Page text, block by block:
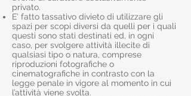
privato.
E’ fatto tassativo divieto di utilizzare gli
spazi per scopi diversi da quelli per i quali
questi sono stati destinati ed, in ogni
caso, per svolgere attività illecite di
qualsiasi tipo o natura, comprese
riproduzioni fotografiche o
cinematografiche in contrasto con la
legge penale in vigore al momento in cui
l’attività viene svolta.